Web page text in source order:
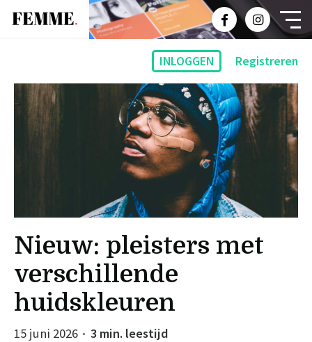
INLOGGEN Registreren
Nieuw: pleisters met
verschillende
huidskleuren
15 juni 2026 ● 3 min. leestijd